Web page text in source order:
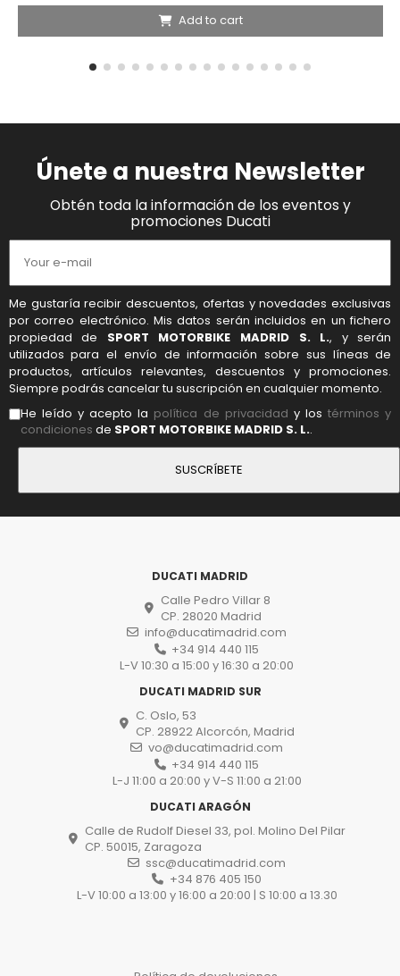
Add to cart
Únete a nuestra Newsletter
Obtén toda la información de los eventos y
promociones Ducati
Me gustaría recibir descuentos, ofertas y novedades exclusivas
por correo electrónico. Mis datos serán incluidos en un fichero
propiedad de SPORT MOTORBIKE MADRID S. L., y serán
utilizados para el envío de información sobre sus líneas de
productos, artículos relevantes, descuentos y promociones.
Siempre podrás cancelar tu suscripción en cualquier momento.
He leído y acepto la política de privacidad y lostérminos y
condiciones de SPORT MOTORBIKE MADRID S. L..
DUCATI MADRID
Calle Pedro Villar 8
CP. 28020 Madrid
info@ducatimadrid.com
+34 914 440 115
L-V 10:30 a 15:00 y 16:30 a 20:00
DUCATI MADRID SUR
C. Oslo, 53
CP. 28922 Alcorcón, Madrid
vo@ducatimadrid.com
+34 914 440 115
L-J 11:00 a 20:00 y V-S 11:00 a 21:00
DUCATI ARAGÓN
Calle de Rudolf Diesel 33, pol. Molino Del Pilar
CP. 50015, Zaragoza
ssc@ducatimadrid.com
+34 876 405 150
L-V 10:00 a 13:00 y 16:00 a 20:00 | S 10:00 a 13.30